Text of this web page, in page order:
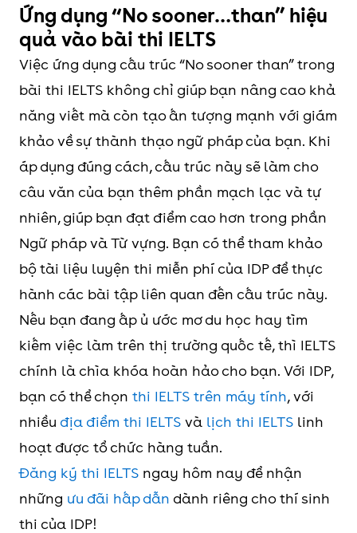
Ứng dụng “No sooner…than” hiệu
quả vào bài thi IELTS
Việc ứng dụng cấu trúc “No sooner than” trong
bài thi IELTS không chỉ giúp bạn nâng cao khả
năng viết mà còn tạo ấn tượng mạnh với giám
khảo về sự thành thạo ngữ pháp của bạn. Khi
áp dụng đúng cách, cấu trúc này sẽ làm cho
câu văn của bạn thêm phần mạch lạc và tự
nhiên, giúp bạn đạt điểm cao hơn trong phần
Ngữ pháp và Từ vựng. Bạn có thể tham khảo
bộ tài liệu luyện thi miễn phí của IDP để thực
hành các bài tập liên quan đến cấu trúc này.
Nếu bạn đang ấp ủ ước mơ du học hay tìm
kiếm việc làm trên thị trường quốc tế, thì IELTS
chính là chìa khóa hoàn hảo cho bạn. Với IDP,
bạn có thể chọn thi IELTS trên máy tính, với
nhiều địa điểm thi IELTS và lịch thi IELTS linh
hoạt được tổ chức hàng tuần.
Đăng ký thi IELTS ngay hôm nay để nhận
những ưu đãi hấp dẫn dành riêng cho thí sinh
thi của IDP!